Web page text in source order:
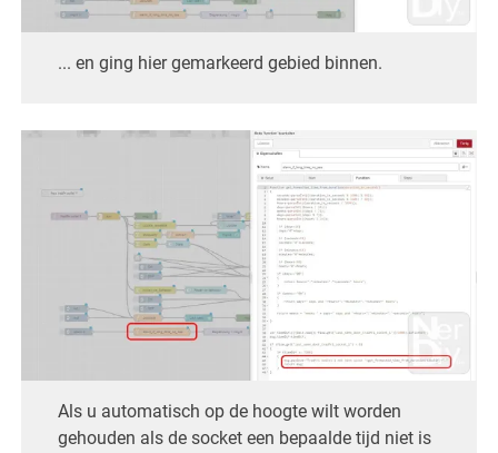
... en ging hier gemarkeerd gebied binnen.
Als u automatisch op de hoogte wilt worden
gehouden als de socket een bepaalde tijd niet is